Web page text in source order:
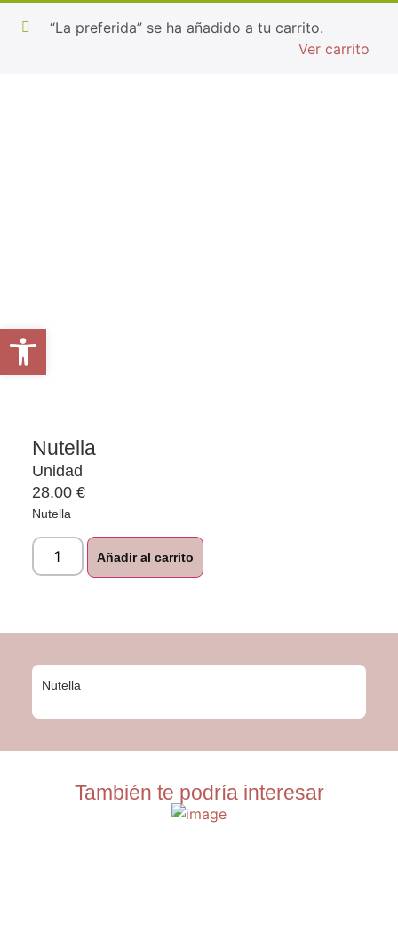
“La preferida” se ha añadido a tu carrito.
Ver carrito
Nutella
Unidad
28,00 €
Nutella
Añadir al carrito
Nutella
También te podría interesar
Abrir barra de herramientas